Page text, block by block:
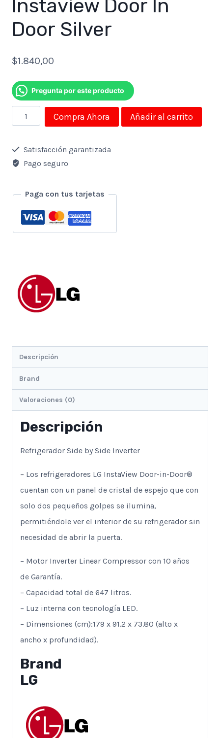
Instaview Door In
Door Silver
$1.840,00
Pregunta por este producto
Refrigerador
Lg
647
Lt
By
Side
Instaview
Silver
cantidad
Compra Ahora Añadir al carrito
Satisfacción garantizada
Pago seguro
Paga con tus tarjetas
Descripción
Brand
Valoraciones (0)
Descripción
Refrigerador Side by Side Inverter
– Los refrigeradores LG InstaView Door-in-Door®
cuentan con un panel de cristal de espejo que con
solo dos pequeños golpes se ilumina,
permitiéndole ver el interior de su refrigerador sin
necesidad de abrir la puerta.
– Motor Inverter Linear Compressor con 10 años
de Garantía.
– Capacidad total de 647 litros.
– Luz interna con tecnología LED.
– Dimensiones (cm):179 x 91.2 x 73.80 (alto x
ancho x profundidad).
Brand
LG